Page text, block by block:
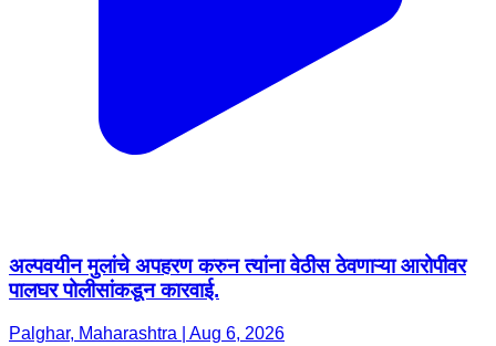
अल्पवयीन मुलांचे अपहरण करुन त्यांना वेठीस ठेवणाऱ्या आरोपीवर
पालघर पोलीसांकडून कारवाई.
Palghar, Maharashtra | Aug 6, 2026